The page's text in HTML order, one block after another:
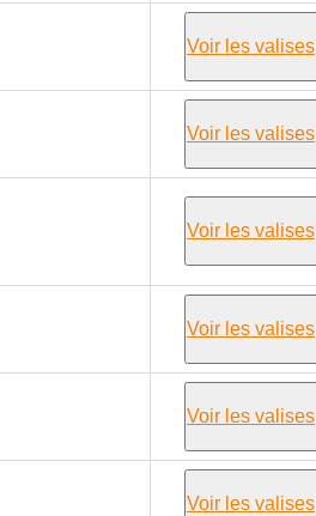
Voir les valises
Voir les valises
Voir les valises
Voir les valises
Voir les valises
Voir les valises